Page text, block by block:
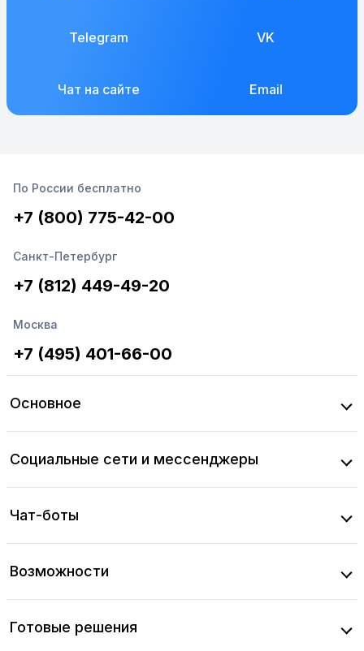
Telegram VK
Чат на сайте Email
По России бесплатно
+7 (800) 775-42-00
Санкт-Петербург
+7 (812) 449-49-20
Москва
+7 (495) 401-66-00
Основное
Социальные сети и мессенджеры
Чат-боты
Возможности
Готовые решения